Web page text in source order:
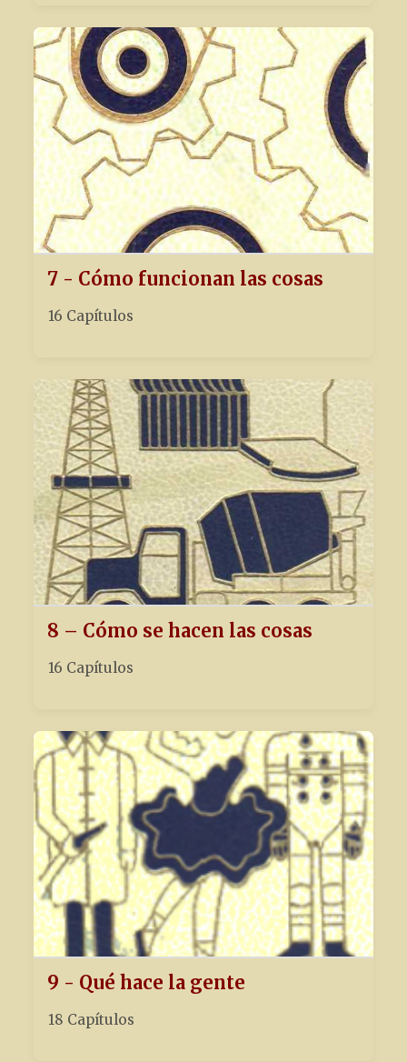
7 - Cómo funcionan las cosas
16 Capítulos
8 – Cómo se hacen las cosas
16 Capítulos
9 - Qué hace la gente
18 Capítulos